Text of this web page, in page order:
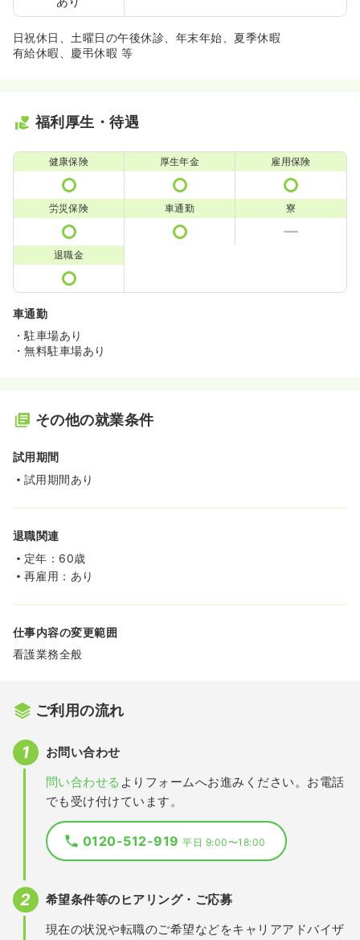
日祝休日、土曜日の午後休診、年末年始、夏季休暇
有給休暇、慶弔休暇 等
福利厚生・待遇
健康保険 厚生年金 雇用保険
労災保険 車通勤 寮
退職金
車通勤
・駐車場あり
・無料駐車場あり
その他の就業条件
試用期間
試用期間あり
退職関連
定年：60歳
再雇用：あり
仕事内容の変更範囲
看護業務全般
ご利用の流れ
お問い合わせ
問い合わせる よりフォームへお進みください。お電話
でも受け付けています。
0120-512-919平日 9:00〜18:00
希望条件等のヒアリング・ご応募
現在の状況や転職のご希望などをキャリアアドバイザ